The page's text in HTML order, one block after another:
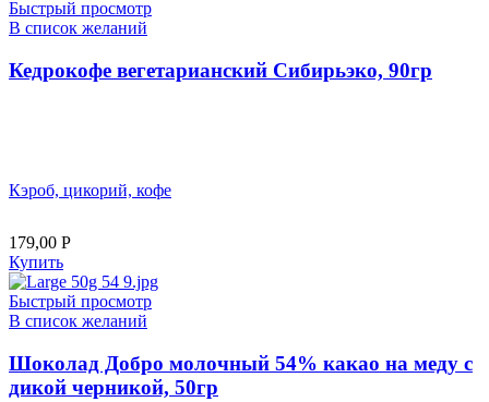
Быстрый просмотр
В список желаний
Кедрокофе вегетарианский Сибирьэко, 90гр
Кэроб, цикорий, кофе
179,00 Р
Купить
Быстрый просмотр
В список желаний
Шоколад Добро молочный 54% какао на меду с
дикой черникой, 50гр